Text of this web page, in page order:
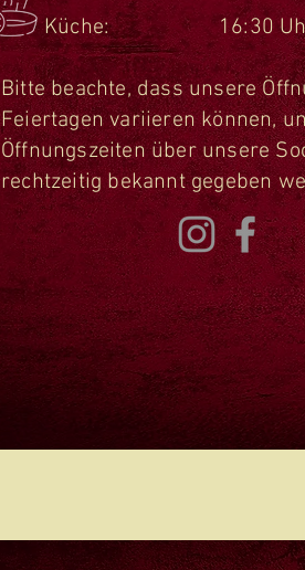
Küche: 16:30 Uhr -
Bitte beachte, dass unsere
Feiertagen variieren können,
Öffnungszeiten über unsere
rechtzeitig bekannt gegeben